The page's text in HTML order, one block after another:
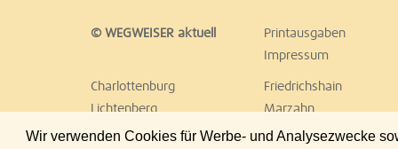
Wir verwenden Cookies für Werbe- und Analysezwecke
© WEGWEISER aktuell Printausgaben
Impressum
Charlottenburg Friedrichshain
Lichtenberg
Marzahn
Reinickendorf
Schöneberg